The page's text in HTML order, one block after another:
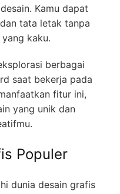
Kamu dapat
tata letak tanpa
kaku.
berbagai
saat bekerja pada
fitur ini,
yang unik dan
Populer
dunia desain grafis